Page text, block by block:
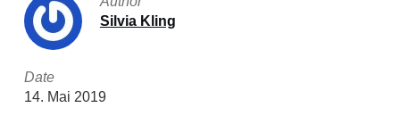
Silvia Kling
Date
14. Mai 2019